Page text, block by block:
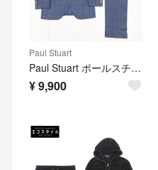
Paul Stuart
Paul Stuart ポールスチュアート スーツ セットアップ グレンチェック チェック柄 ウール ネイビー 日本製 メンズ 46 b02659
¥9,900